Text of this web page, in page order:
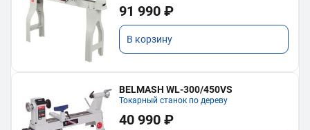
91 990 ₽
В корзину
BELMASH WL-300/450VS
Токарный станок по дереву
40 990 ₽